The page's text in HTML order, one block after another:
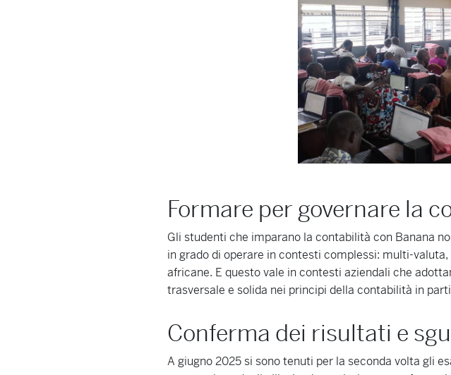
Formare per governare la
Gli studenti che imparano la contabilità con Banana
in grado di operare in contesti complessi: multi-
africane. E questo vale in contesti aziendali che
trasversale e solida nei principi della contabilità in
Conferma dei risultati e
A giugno 2025 si sono tenuti per la seconda volta gli